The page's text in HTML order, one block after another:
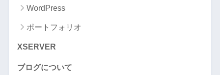
WordPress
ポートフォリオ
XSERVER
ブログについて